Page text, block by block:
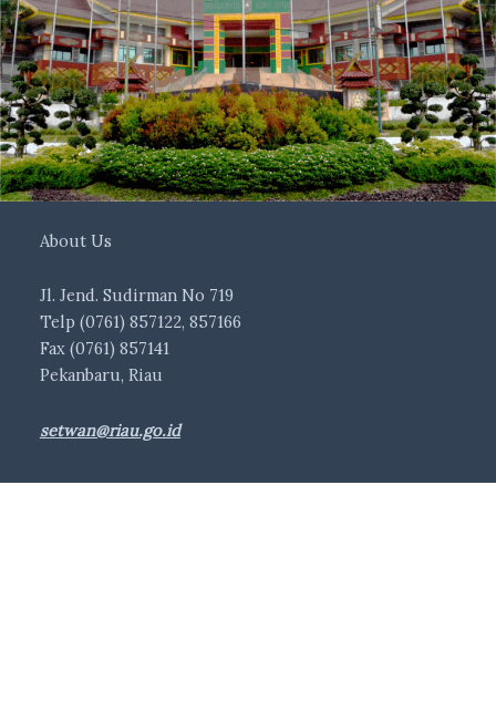
About Us
Jl. Jend. Sudirman No 719
Telp (0761) 857122, 857166
Fax (0761) 857141
Pekanbaru, Riau
setwan@riau.go.id